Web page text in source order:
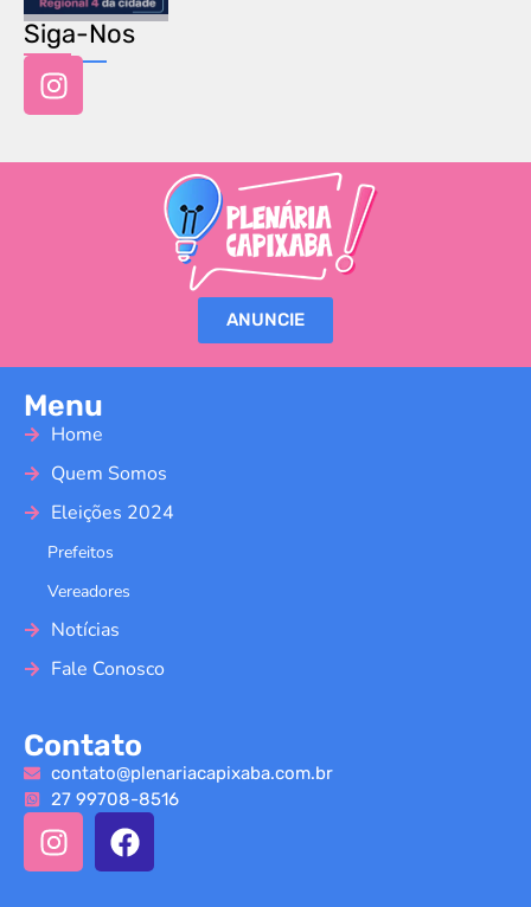
Siga-Nos
ANUNCIE
Menu
Home
Quem Somos
Eleições 2024
Prefeitos
Vereadores
Notícias
Fale Conosco
Contato
contato@plenariacapixaba.com.br
27 99708-8516